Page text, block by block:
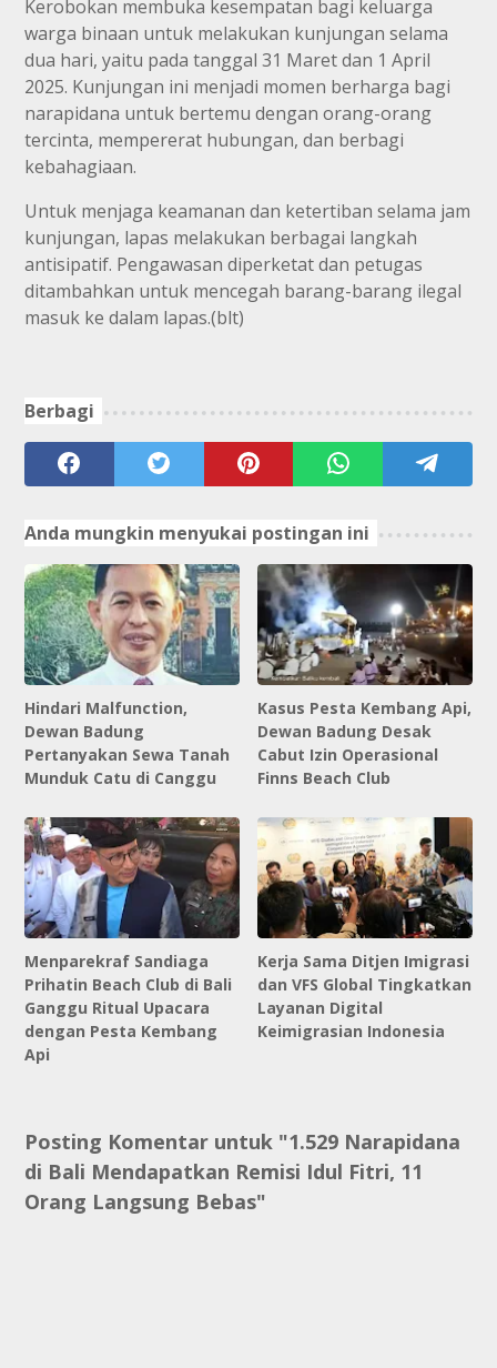
Kerobokan membuka kesempatan bagi keluarga
warga binaan untuk melakukan kunjungan selama
dua hari, yaitu pada tanggal 31 Maret dan 1 April
2025. Kunjungan ini menjadi momen berharga bagi
narapidana untuk bertemu dengan orang-orang
tercinta, mempererat hubungan, dan berbagi
kebahagiaan.
Untuk menjaga keamanan dan ketertiban selama jam
kunjungan, lapas melakukan berbagai langkah
antisipatif. Pengawasan diperketat dan petugas
ditambahkan untuk mencegah barang-barang ilegal
masuk ke dalam lapas.(blt)
Berbagi
Anda mungkin menyukai postingan ini
Hindari Malfunction,
Dewan Badung
Pertanyakan Sewa Tanah
Munduk Catu di Canggu
Kasus Pesta Kembang Api,
Dewan Badung Desak
Cabut Izin Operasional
Finns Beach Club
Menparekraf Sandiaga
Prihatin Beach Club di Bali
Ganggu Ritual Upacara
dengan Pesta Kembang
Api
Kerja Sama Ditjen Imigrasi
dan VFS Global Tingkatkan
Layanan Digital
Keimigrasian Indonesia
Posting Komentar untuk "1.529 Narapidana
di Bali Mendapatkan Remisi Idul Fitri, 11
Orang Langsung Bebas"